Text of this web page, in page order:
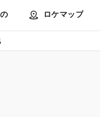
ロケマップ